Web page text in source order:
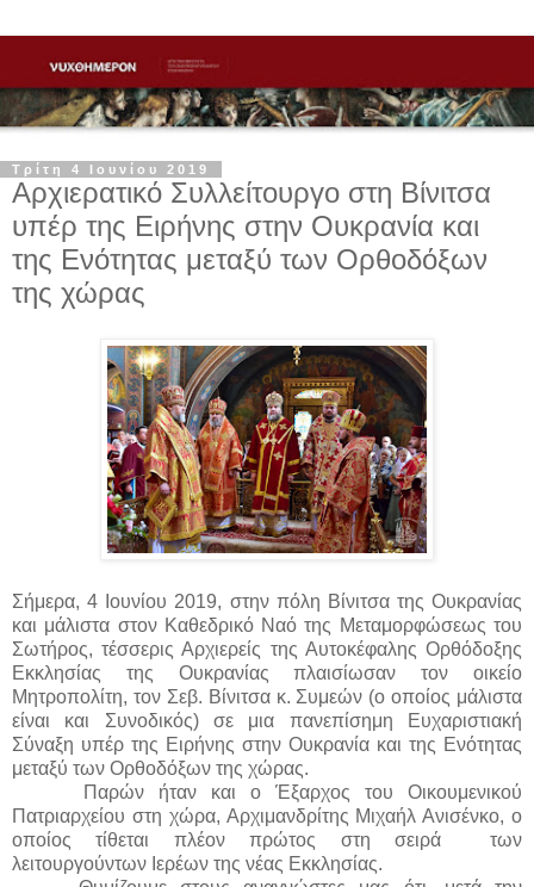
Τρίτη 4 Ιουνίου 2019
Αρχιερατικό Συλλείτουργο στη Βίνιτσα
υπέρ της Ειρήνης στην Ουκρανία και
της Ενότητας μεταξύ των Ορθοδόξων
της χώρας
Σήμερα, 4 Ιουνίου 2019, στην πόλη Βίνιτσα της Ουκρανίας
και μάλιστα στον Καθεδρικό Ναό της Μεταμορφώσεως του
Σωτήρος, τέσσερις Αρχιερείς της Αυτοκέφαλης Ορθόδοξης
Εκκλησίας της Ουκρανίας πλαισίωσαν τον οικείο
Μητροπολίτη, τον Σεβ. Βίνιτσα κ. Συμεών (ο οποίος μάλιστα
είναι και Συνοδικός) σε μια πανεπίσημη Ευχαριστιακή
Σύναξη υπέρ της Ειρήνης στην Ουκρανία και της Ενότητας
μεταξύ των Ορθοδόξων της χώρας.
Παρών ήταν και ο Έξαρχος του Οικουμενικού
Πατριαρχείου στη χώρα, Αρχιμανδρίτης Μιχαήλ Ανισένκο, ο
οποίος τίθεται πλέον πρώτος στη σειρά των
λειτουργούντων Ιερέων της νέας Εκκλησίας.